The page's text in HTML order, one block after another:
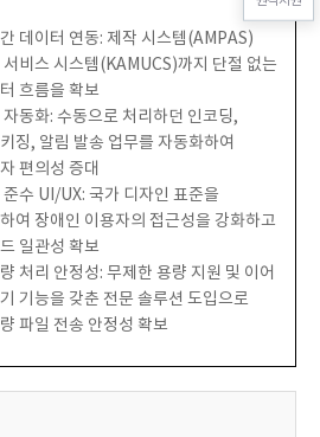
데이터 연동: 제작 시스템(AMPAS)
서비스 시스템(KAMUCS)까지 단절 없는
흐름을 확보
동화: 수동으로 처리하던 인코딩,
징, 알림 발송 업무를 자동화하여
편의성 증대
준수 UI/UX: 국가 디자인 표준을
여 장애인 이용자의 접근성을 강화하고
일관성 확보
처리 안정성: 무제한 용량 지원 및 이어
기능을 갖춘 전문 솔루션 도입으로
파일 전송 안정성 확보